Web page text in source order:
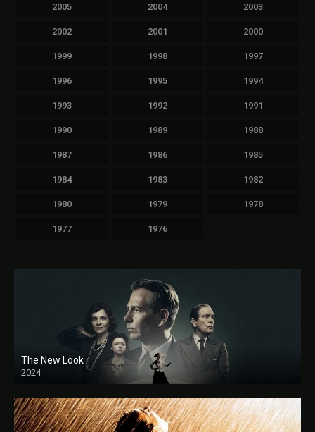
2005 2004 2003
2002 2001 2000
1999 1998 1997
1996 1995 1994
1993 1992 1991
1990 1989 1988
1987 1986 1985
1984 1983 1982
1980 1979 1978
1977 1976
The New Look
2024